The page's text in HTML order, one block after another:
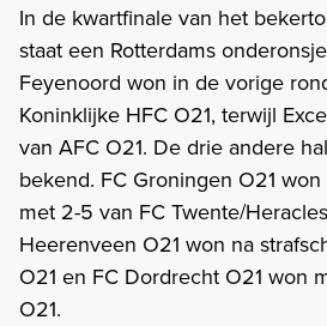
In de kwartfinale van het
staat een Rotterdams
Feyenoord won in de vorige
Koninklijke HFC O21, terwijl
van AFC O21. De drie andere
bekend. FC Groningen O21
met 2-5 van FC Twente/
Heerenveen O21 won na
O21 en FC Dordrecht O21 won
O21.